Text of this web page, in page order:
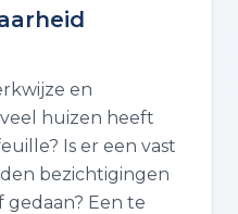
en
huizen heeft
Is er een vast
bezichtigingen
Een te